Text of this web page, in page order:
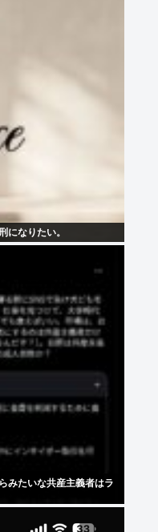
になりたい。
みたいな共産主義者はラ